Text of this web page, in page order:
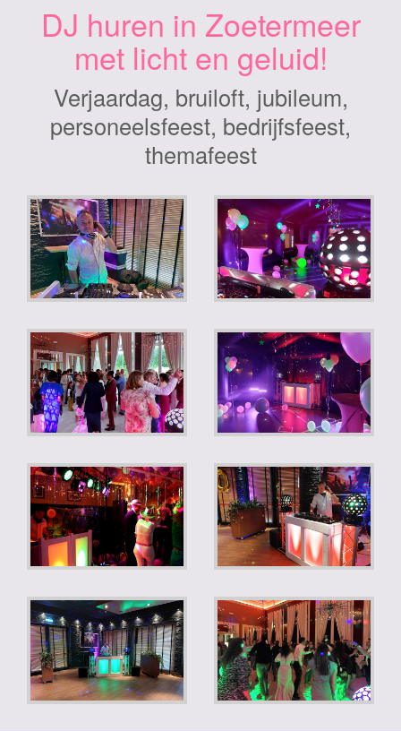
DJ huren in Zoetermeer
met licht en geluid!
Verjaardag, bruiloft, jubileum,
personeelsfeest, bedrijfsfeest,
themafeest